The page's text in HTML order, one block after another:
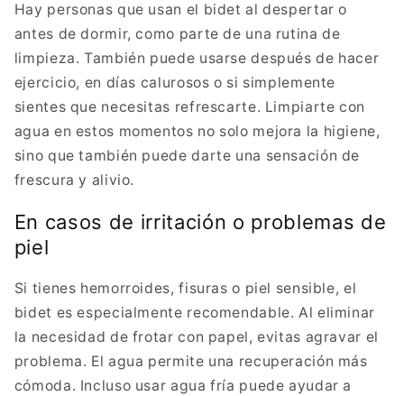
Hay personas que usan el bidet al despertar o
antes de dormir, como parte de una rutina de
limpieza. También puede usarse después de hacer
ejercicio, en días calurosos o si simplemente
sientes que necesitas refrescarte. Limpiarte con
agua en estos momentos no solo mejora la higiene,
sino que también puede darte una sensación de
frescura y alivio.
En casos de irritación o problemas de
piel
Si tienes hemorroides, fisuras o piel sensible, el
bidet es especialmente recomendable. Al eliminar
la necesidad de frotar con papel, evitas agravar el
problema. El agua permite una recuperación más
cómoda. Incluso usar agua fría puede ayudar a